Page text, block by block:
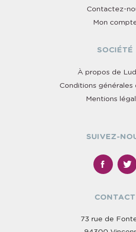
Contactez-
Mon
SOCIÉTÉ
À propos de
Conditions générales
Mentions
SUIVEZ-
CONTACT
73 rue de